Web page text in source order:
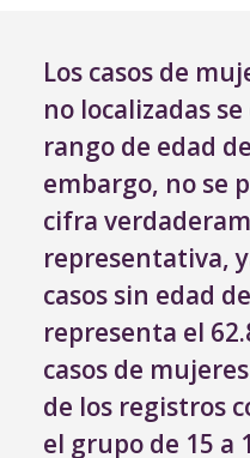
Los casos de
no localizadas
rango de edad
embargo, no se
cifra
representativa,
casos sin edad
representa el
casos de
de los registros
el grupo de 15 a